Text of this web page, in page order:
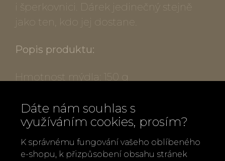
i šperkovnici. Dárek jedinečný stejně
jako ten, kdo jej dostane.
Popis produktu:
Hmotnost mýdla: 150 g
Rozměry dózy / šperkovnice: průměr
10,5 cm, výška cca 7 cm
Vyrobeno v Portugalsku, Castelbel
Porto
Dáte nám souhlas s
využíváním cookies, prosím?
K správnému fungování vašeho oblíbeného
e-shopu, k přizpůsobení obsahu stránek